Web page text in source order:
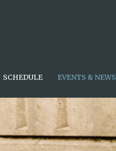
SCHEDULE EVENTS & NEWS